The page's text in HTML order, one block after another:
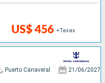
US$ 456 +Tasas
Puerto Canaveral 21/06/2027